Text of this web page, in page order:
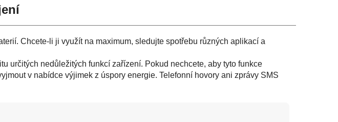
Chcete-li ji využít na maximum, sledujte spotřebu různých aplikací a
určitých nedůležitých funkcí zařízení. Pokud nechcete, aby tyto funkce
v nabídce výjimek z úspory energie. Telefonní hovory ani zprávy SMS